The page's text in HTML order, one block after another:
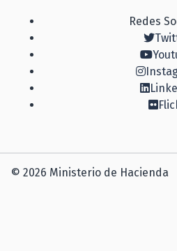
Redes
© 2026 Ministerio de Hacienda